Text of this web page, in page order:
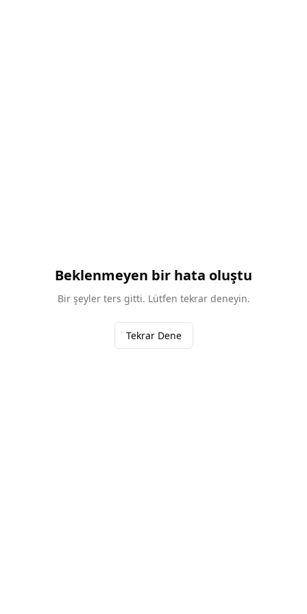
Beklenmeyen bir hata oluştu
Bir şeyler ters gitti. Lütfen tekrar deneyin.
Tekrar Dene